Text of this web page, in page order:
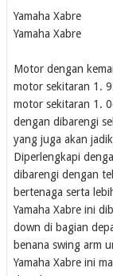
Yamaha Xabre
Yamaha Xabre
Motor dengan
motor sekitaran 1.
motor sekitaran 1.
dengan dibarengi
yang juga akan
Diperlengkapi
dibarengi dengan
bertenaga serta
Yamaha Xabre ini
down di bagian
benana swing arm
Yamaha Xabre ini